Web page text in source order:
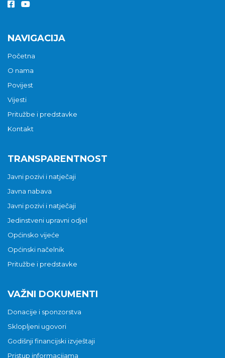
NAVIGACIJA
Početna
O nama
Povijest
Vijesti
Pritužbe i predstavke
Kontakt
TRANSPARENTNOST
Javni pozivi i natječaji
Javna nabava
Javni pozivi i natječaji
Jedinstveni upravni odjel
Općinsko vijeće
Općinski načelnik
Pritužbe i predstavke
VAŽNI DOKUMENTI
Donacije i sponzorstva
Sklopljeni ugovori
Godišnji financijski izvještaji
Pristup informacijama